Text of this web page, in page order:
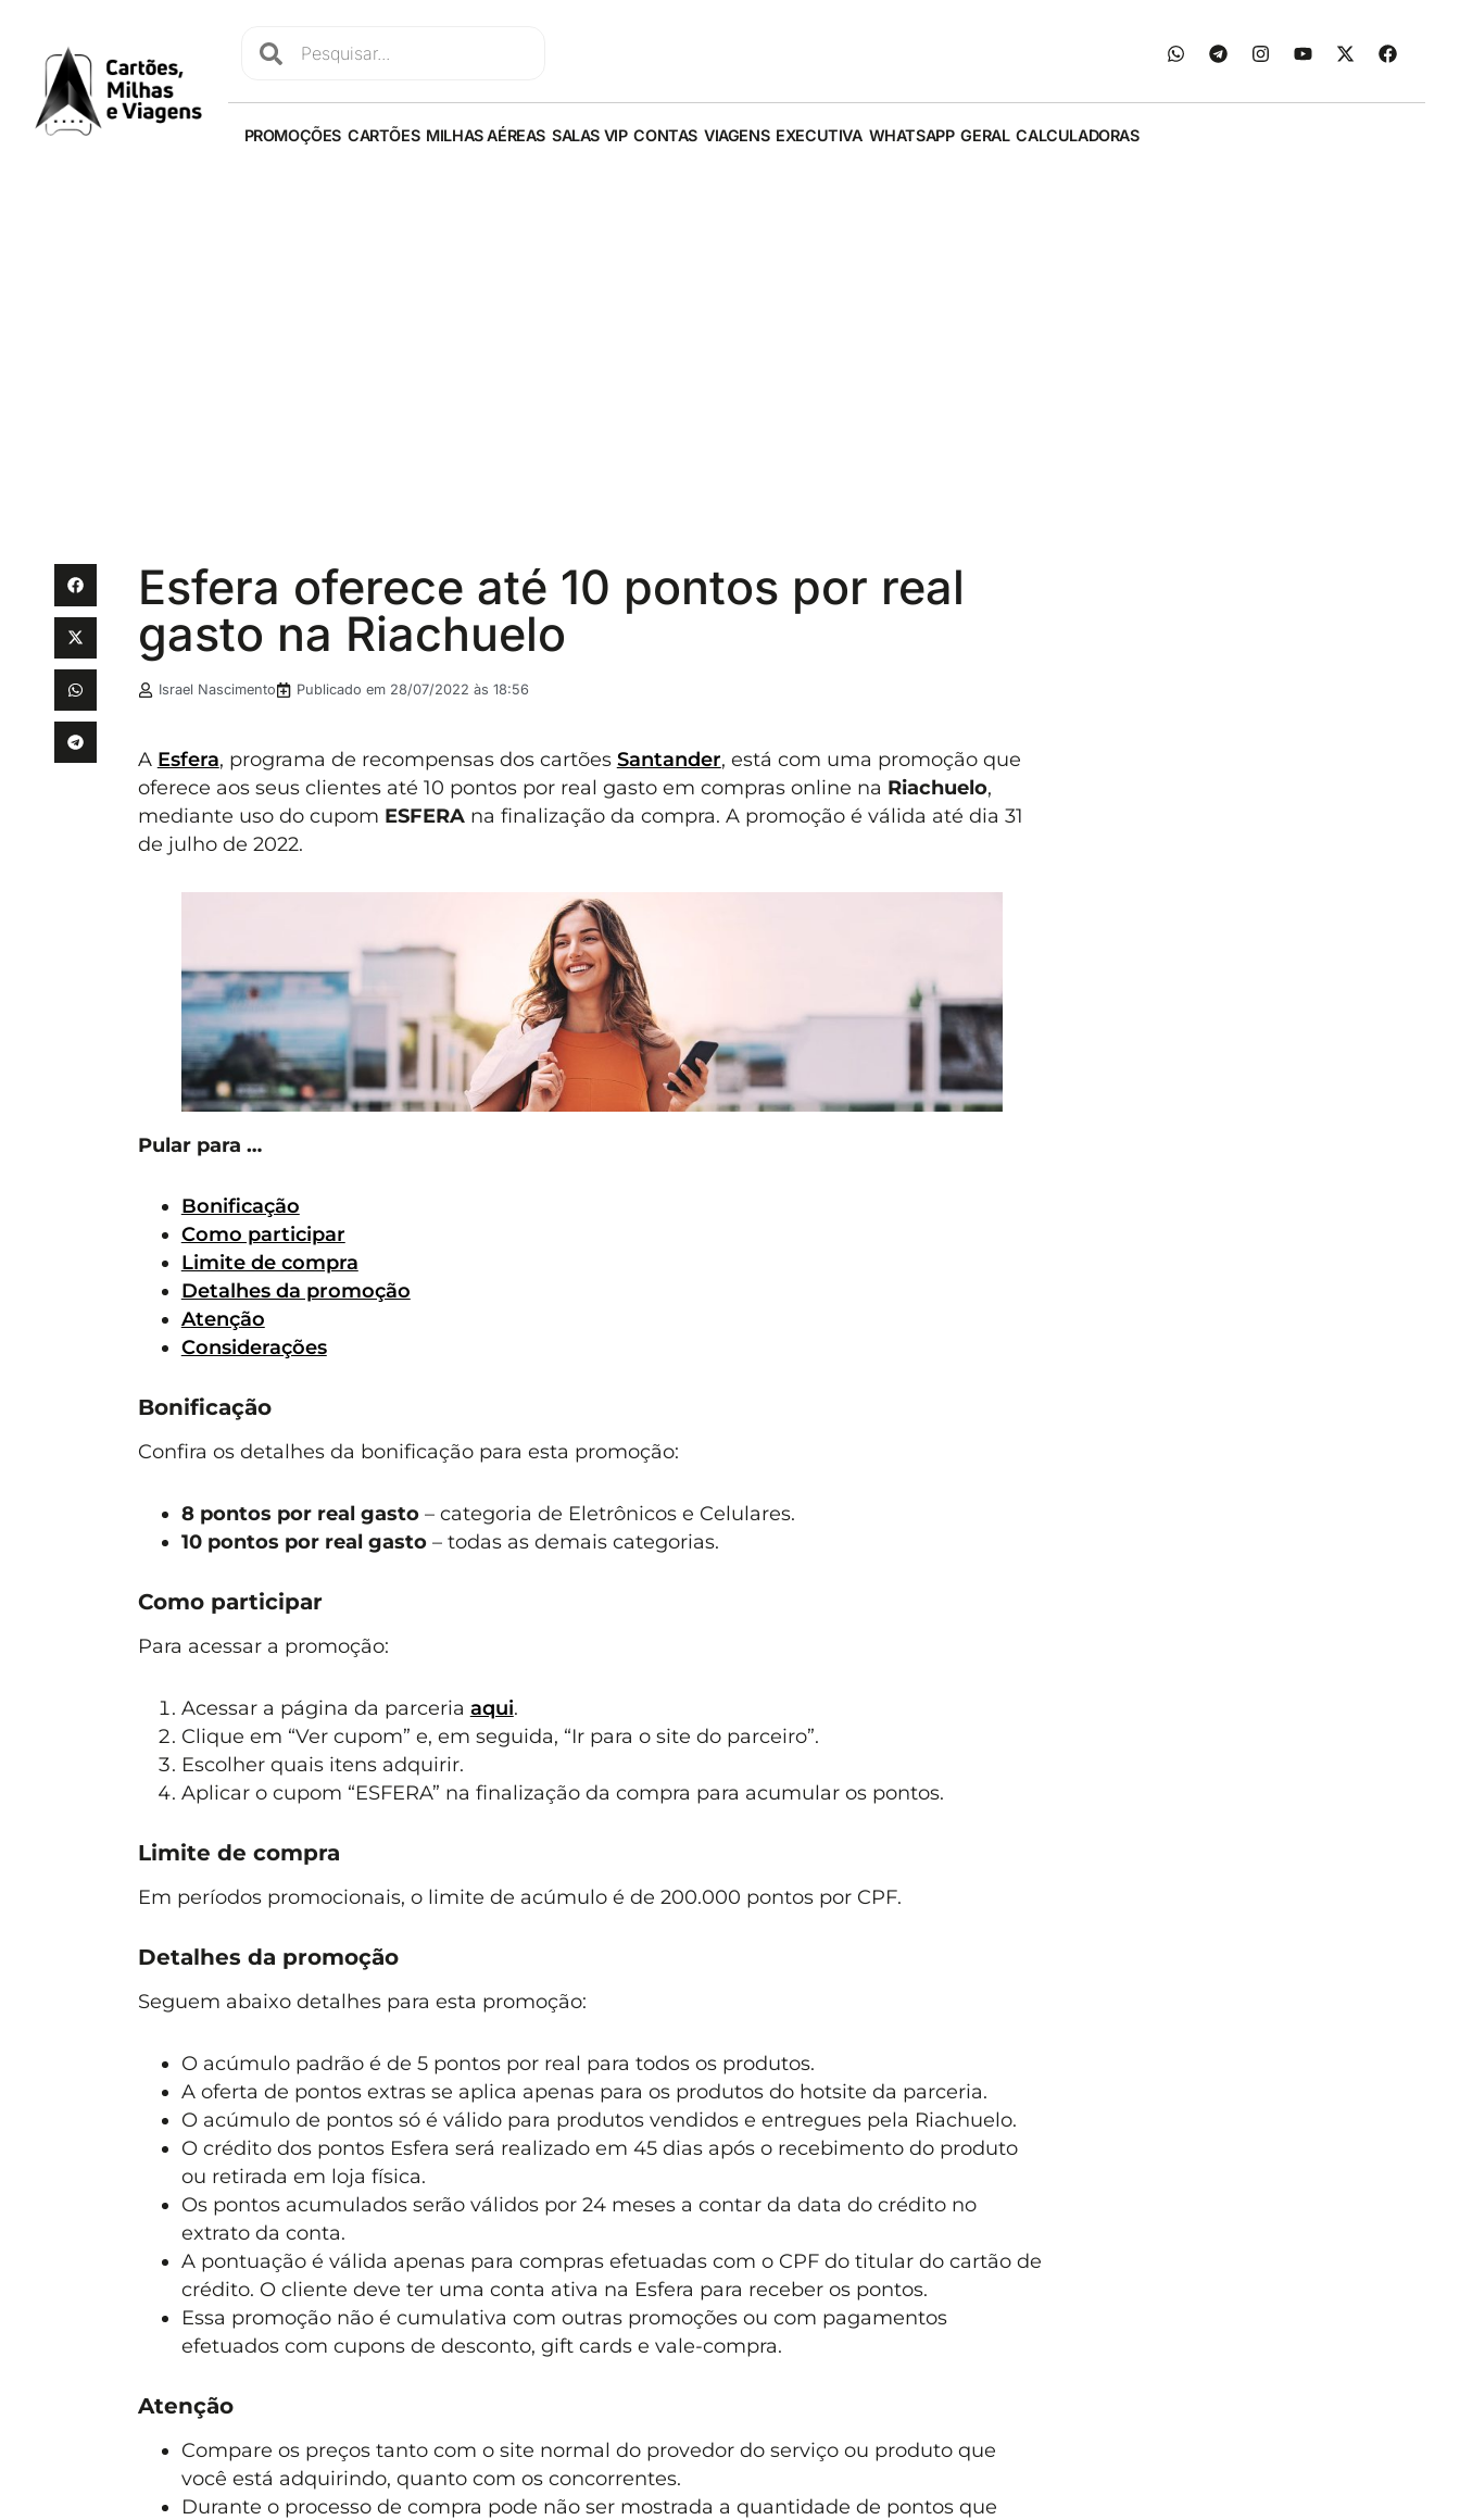
PROMOÇÕES CARTÕES MILHAS AÉREAS SALAS VIP CONTAS VIAGENS EXECUTIVA WHATSAPP GERAL CALCULADORAS
Esfera oferece até 10 pontos por real
gasto na Riachuelo
Israel Nascimento Publicado em 28/07/2022 às 18:56
A Esfera, programa de recompensas dos cartões Santander, está com uma promoção que
oferece aos seus clientes até 10 pontos por real gasto em compras online na Riachuelo,
mediante uso do cupom ESFERAna finalização da compra. A promoção é válida até dia 31
de julho de 2022.
Pular para …
Bonificação
Como participar
Limite de compra
Detalhes da promoção
Atenção
Considerações
Bonificação
Confira os detalhes da bonificação para esta promoção:
8 pontos por real gasto– categoria de Eletrônicos e Celulares.
10 pontos por real gasto– todas as demais categorias.
Como participar
Para acessar a promoção:
Acessar a página da parceria aqui.
Clique em “Ver cupom” e, em seguida, “Ir para o site do parceiro”.
Escolher quais itens adquirir.
Aplicar o cupom “ESFERA” na finalização da compra para acumular os pontos.
Limite de compra
Em períodos promocionais, o limite de acúmulo é de 200.000 pontos por CPF.
Detalhes da promoção
Seguem abaixo detalhes para esta promoção:
O acúmulo padrão é de 5 pontos por real para todos os produtos.
A oferta de pontos extras se aplica apenas para os produtos do hotsite da parceria.
O acúmulo de pontos só é válido para produtos vendidos e entregues pela Riachuelo.
O crédito dos pontos Esfera será realizado em 45 dias após o recebimento do produto
ou retirada em loja física.
Os pontos acumulados serão válidos por 24 meses a contar da data do crédito no
extrato da conta.
A pontuação é válida apenas para compras efetuadas com o CPF do titular do cartão de
crédito. O cliente deve ter uma conta ativa na Esfera para receber os pontos.
Essa promoção não é cumulativa com outras promoções ou com pagamentos
efetuados com cupons de desconto, gift cards e vale-compra.
Atenção
Compare os preços tanto com o site normal do provedor do serviço ou produto que
você está adquirindo, quanto com os concorrentes.
Durante o processo de compra pode não ser mostrada a quantidade de pontos que